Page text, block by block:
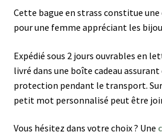
Cette bague en strass constitue une
pour une femme appréciant les
Expédié sous 2 jours ouvrables en
livré dans une boîte cadeau
protection pendant le transport.
petit mot personnalisé peut être
Vous hésitez dans votre choix ? Une